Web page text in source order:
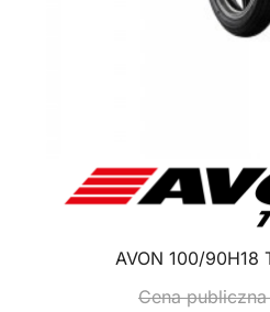
AVON 100/90H18
Cena